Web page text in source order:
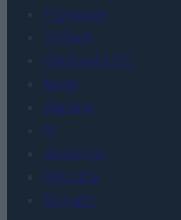
Promocje
FinTech
Hardware PC
Moto
Gaming
AI
Redakcja
Reklama
Kontakt